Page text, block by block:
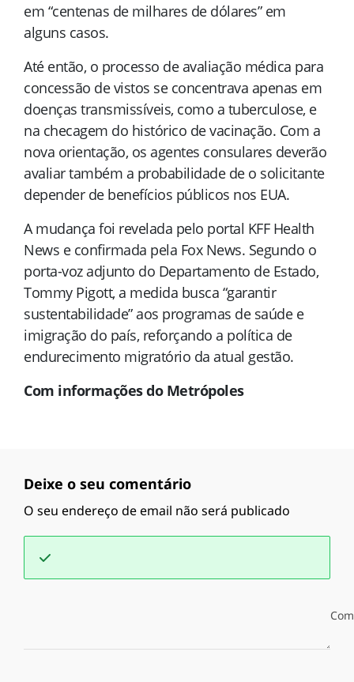
em “centenas de milhares de dólares” em
alguns casos.
Até então, o processo de avaliação médica para
concessão de vistos se concentrava apenas em
doenças transmissíveis, como a tuberculose, e
na checagem do histórico de vacinação. Com a
nova orientação, os agentes consulares deverão
avaliar também a probabilidade de o solicitante
depender de benefícios públicos nos EUA.
A mudança foi revelada pelo portal KFF Health
News e confirmada pela Fox News. Segundo o
porta-voz adjunto do Departamento de Estado,
Tommy Pigott, a medida busca “garantir
sustentabilidade” aos programas de saúde e
imigração do país, reforçando a política de
endurecimento migratório da atual gestão.
Com informações do Metrópoles
Deixe o seu comentário
O seu endereço de email não será publicado